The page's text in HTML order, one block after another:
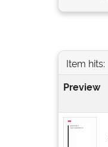
Item hits:
Preview